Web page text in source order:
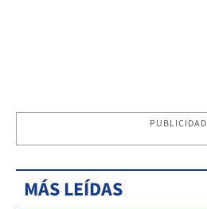
PUBLICIDAD
MÁS LEÍDAS